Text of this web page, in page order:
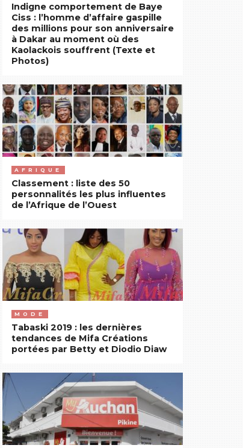
Indigne comportement de Baye
Ciss : l’homme d’affaire gaspille
des millions pour son anniversaire
à Dakar au moment où des
Kaolackois souffrent (Texte et
Photos)
AFRIQUE
Classement : liste des 50
personnalités les plus influentes
de l’Afrique de l’Ouest
MODE
Tabaski 2019 : les dernières
tendances de Mifa Créations
portées par Betty et Diodio Diaw